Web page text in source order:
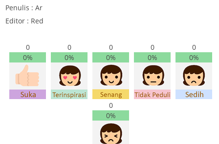
Penulis : Ar
Editor : Red
0
0%
0
0%
0
0%
0
0%
0
0%
0
0%